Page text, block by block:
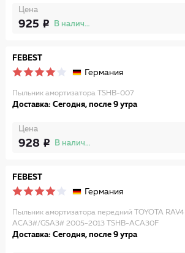
Цена
925 В наличии
FEBEST
Германия
Пыльник амортизатора TSHB-007
Доставка: Сегодня, после 9 утра
Цена
928 В наличии
FEBEST
Германия
Пыльник амортизатора передний TOYOTA RAV4
ACA3#/GSA3# 2005-2013 TSHB-ACA30F
Доставка: Сегодня, после 9 утра